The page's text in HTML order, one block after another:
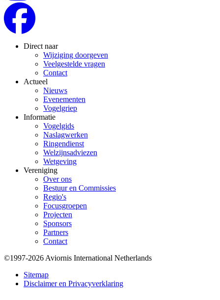
Direct naar
Wijziging doorgeven
Veelgestelde vragen
Contact
Actueel
Nieuws
Evenementen
Vogelgriep
Informatie
Vogelgids
Naslagwerken
Ringendienst
Welzijnsadviezen
Wetgeving
Vereniging
Over ons
Bestuur en Commissies
Regio's
Focusgroepen
Projecten
Sponsors
Partners
Contact
Bottom
©1997-2026 Aviornis International Netherlands
Sitemap
Disclaimer en Privacyverklaring